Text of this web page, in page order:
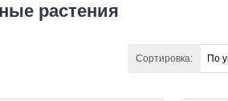
растения
Сортировка: